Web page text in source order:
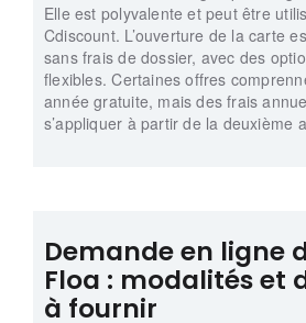
Elle est polyvalente et peut être
Cdiscount. L’ouverture de la carte
sans frais de dossier, avec des
flexibles. Certaines offres
année gratuite, mais des frais
s’appliquer à partir de la deuxième
Demande en ligne
Floa : modalités et
à fournir